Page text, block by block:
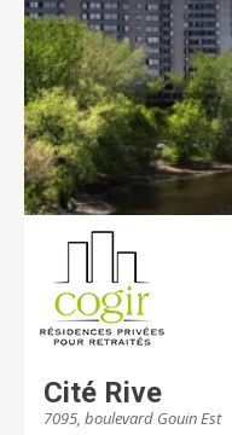
l’harmonie, le bien-
chacun et ce, dans un
souffle. Vivre chaque
préoccupation.
Cité Rive
7095, boulevard Gouin Est